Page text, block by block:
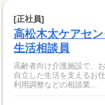
[正社員]
高松木太ケアセ
生活相談員
高齢者向け介護施設で、
自立した生活を支えるお
利用調整などの相談業...